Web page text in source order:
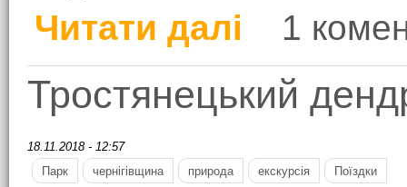
Читати далі
про Парк природи
1
Тростянецький
18.11.2018 - 12:57
Парк
чернігівщина природа екскурсія Поїздки